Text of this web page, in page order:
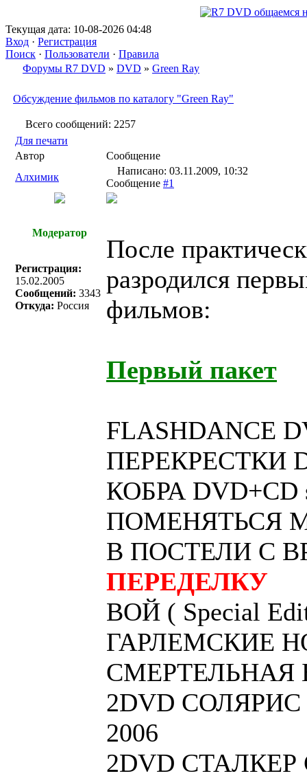
Текущая дата: 10-08-2026 04:48
Вход · Регистрация
Поиск · Пользователи · Правила
Форумы R7 DVD » DVD » Green Ray
Обсуждение фильмов по каталогу "Green Ray"
Всего сообщений: 2257
Для печати
Автор
Сообщение
Алхимик
Написано: 03.11.2009, 10:32
Сообщение #1
Модератор
Регистрация:
15.02.2005
Сообщений: 3343
Откуда: Россия
После
разродился
фильмов:
Первый пакет
FLASHDANCE
ПЕРЕКРЕСТКИ
КОБРА DVD+CD
ПОМЕНЯТЬСЯ
В ПОСТЕЛИ С
ПЕРЕДЕЛКУ
ВОЙ ( Special
ГАРЛЕМСКИЕ
СМЕРТЕЛЬНАЯ
2DVD СОЛЯРИС
2006
2DVD СТАЛКЕР